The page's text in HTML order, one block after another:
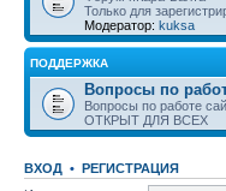
Только для
Модератор: kuksa
ПОДДЕРЖКА
Вопросы по
Вопросы по работе
ОТКРЫТ ДЛЯ ВСЕХ
ВХОД • РЕГИСТРАЦИЯ